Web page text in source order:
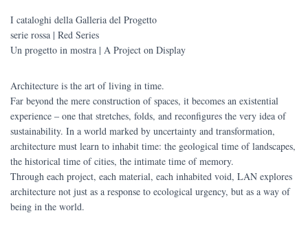
€14.00.€13.30.
I cataloghi della Galleria del Progetto
serie rossa | Red Series
Un progetto in mostra | A Project on Display
Architecture is the art of living in time.
Far beyond the mere construction of spaces, it becomes an existential
experience ‒ one that stretches, folds, and reconfigures the very idea of
sustainability. In a world marked by uncertainty and transformation,
architecture must learn to inhabit time: the geological time of landscapes,
the historical time of cities, the intimate time of memory.
Through each project, each material, each inhabited void, LAN explores
architecture not just as a response to ecological urgency, but as a way of
being in the world.